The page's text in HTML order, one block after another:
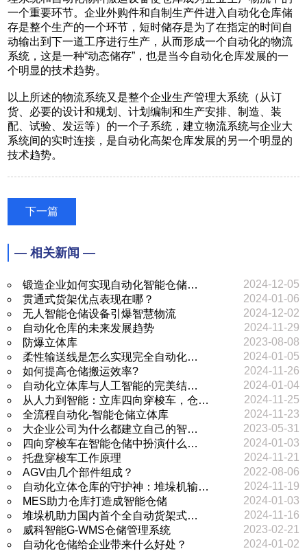
一个重要环节。企业外购件和自制生产件进入自动化仓库储
存是整个生产的一个环节，短时储存是为了在指定的时间自
动输出到下一道工序进行生产，从而形成一个自动化的物流
系统，这是一种“动态储存”，也是当今自动化仓库发展的一
个明显的技术趋势。
以上所述的物流系统又是整个企业生产管理大系统（从订
货、必要的设计和规划、计划编制和生产安排、制造、装
配、试验、发运等）的一个子系统，建立物流系统与企业大
系统间的实时连接，是自动化高架仓库发展的另一个明显的
技术趋势。
下一篇
— 相关新闻 —
锻造企业如何实现自动化智能仓储…
2024-12-05
贯通式货架优点表现在哪？
2024-01-06
无人智能仓储设备引爆智慧物流
2024-12-02
自动化仓库的未来发展趋势
2024-11-29
防爆立体库
2023-08-08
柔性输送线是怎么实现完全自动化…
2024-01-05
如何提高仓储搬运效率?
2024-11-26
自动化立体库与人工智能的完美结…
2024-01-04
从人力到智能：立库四向穿梭车，仓…
2024-11-25
全流程自动化-智能仓储立体库
2024-11-23
大企业公司为什么都建立自己的智…
2023-05-31
四向穿梭车在智能仓储中扮演什么…
2024-01-03
托盘穿梭车工作原理
2024-11-21
AGV由几个部件组成？
2022-08-06
自动化立体仓库的守护神：堆垛机输…
2024-11-19
MES助力仓库打造成智能仓储
2024-01-03
堆垛机助力国内首个全自动货架式…
2024-11-16
威科智能G-WMS仓储管理系统
2023-02-21
自动化仓储给企业带来什么好处？
2024-01-02